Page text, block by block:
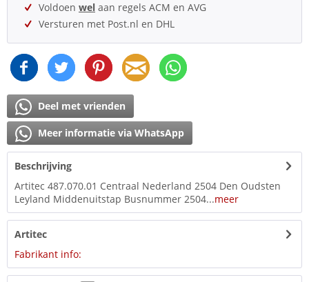
Voldoen wel aan regels ACM en AVG
Versturen met Post.nl en DHL
Deel met vrienden
Meer informatie via WhatsApp
Beschrijving
Artitec 487.070.01 Centraal Nederland 2504 Den Oudsten
Leyland Middenuitstap Busnummer 2504...meer
Artitec
Fabrikant info: